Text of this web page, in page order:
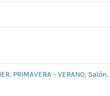
, PRIMAVERA - VERANO, Salón,